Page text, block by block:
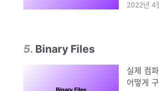
2022년 4
5. Binary Files
실제 컴
어떻게